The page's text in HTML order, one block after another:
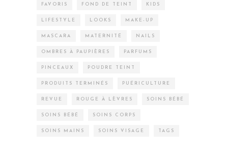
FAVORIS FOND DE TEINT KIDS
LIFESTYLE LOOKS MAKE-UP
MASCARA MATERNITÉ NAILS
OMBRES À PAUPIÈRES PARFUMS
PINCEAUX POUDRE TEINT
PRODUITS TERMINÉS PUÉRICULTURE
REVUE ROUGE À LÈVRES SOINS BÉBÉ
SOINS BÉBÉ SOINS CORPS
SOINS MAINS SOINS VISAGE TAGS